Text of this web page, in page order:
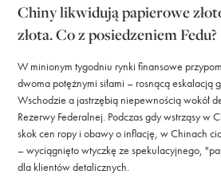
Chiny likwidują papierowe
złota. Co z posiedzeniem Fedu?
W minionym tygodniu rynki finansowe
dwoma potężnymi siłami – rosnącą eskalacją
Wschodzie a jastrzębią niepewnością wokół
Rezerwy Federalnej. Podczas gdy wstrząsy w
skok cen ropy i obawy o inflację, w Chinach
– wyciągnięto wtyczkę ze spekulacyjnego,
dla klientów detalicznych.